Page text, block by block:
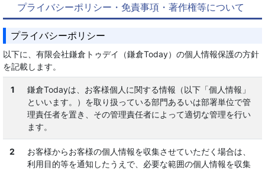
プライバシーポリシー・免責事項・著作権等について
プライバシーポリシー
以下に、有限会社鎌倉トゥデイ（鎌倉Today）の個人情報保護の方針
を記載します。
1
鎌倉Todayは、お客様個人に関する情報（以下「個人情報」
といいます。）を取り扱っている部門あるいは部署単位で管
理責任者を置き、その管理責任者によって適切な管理を行い
ます。
2
お客様からお客様の個人情報を収集させていただく場合は、
利用目的等を通知したうえで、必要な範囲の個人情報を収集